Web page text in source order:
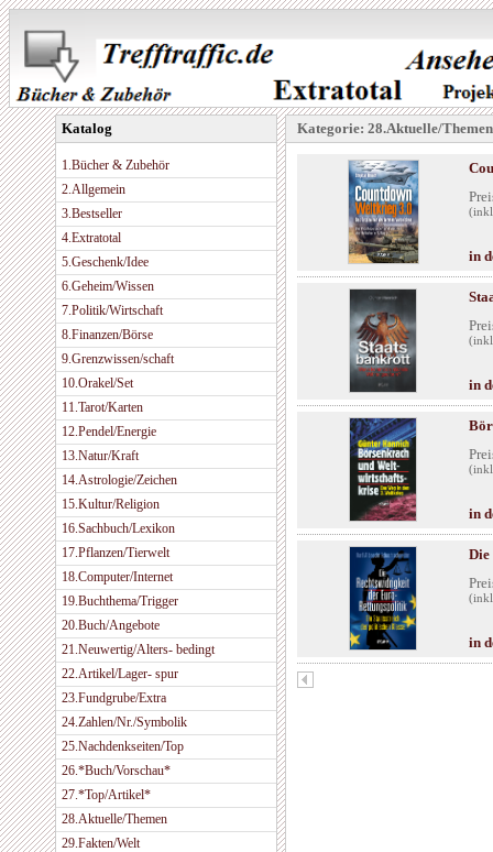
Katalog
1.Bücher & Zubehör
2.Allgemein
3.Bestseller
4.Extratotal
5.Geschenk/Idee
6.Geheim/Wissen
7.Politik/Wirtschaft
8.Finanzen/Börse
9.Grenzwissen/schaft
10.Orakel/Set
11.Tarot/Karten
12.Pendel/Energie
13.Natur/Kraft
14.Astrologie/Zeichen
15.Kultur/Religion
16.Sachbuch/Lexikon
17.Pflanzen/Tierwelt
18.Computer/Internet
19.Buchthema/Trigger
20.Buch/Angebote
21.Neuwertig/Alters- bedingt
22.Artikel/Lager- spur
23.Fundgrube/Extra
24.Zahlen/Nr./Symbolik
25.Nachdenkseiten/Top
26.*Buch/Vorschau*
27.*Top/Artikel*
28.Aktuelle/Themen
29.Fakten/Welt
Kategorie: 28.Aktuelle/Themen
in
in
in
Die
in